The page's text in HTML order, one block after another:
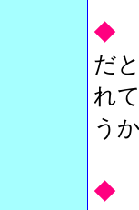
◆
だ
れ
うか
◆